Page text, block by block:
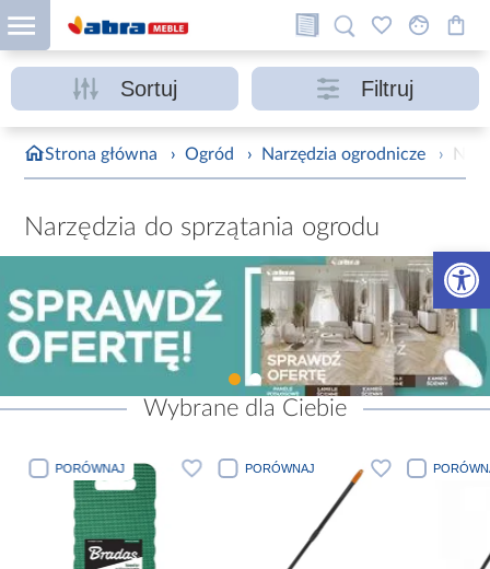
Otwórz
Sortuj Filtruj
Strona główna › Ogród › Narzędzia ogrodnicze ›
Narzędzia do sprzątania ogrodu
Wybrane dla Ciebie
PORÓWNAJ PORÓWNAJ